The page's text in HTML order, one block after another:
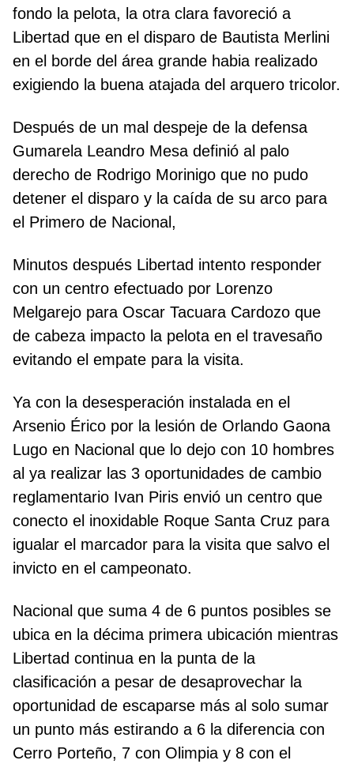
fondo la pelota, la otra clara favoreció a
Libertad que en el disparo de Bautista Merlini
en el borde del área grande habia realizado
exigiendo la buena atajada del arquero tricolor.
Después de un mal despeje de la defensa
Gumarela Leandro Mesa definió al palo
derecho de Rodrigo Morinigo que no pudo
detener el disparo y la caída de su arco para
el Primero de Nacional,
Minutos después Libertad intento responder
con un centro efectuado por Lorenzo
Melgarejo para Oscar Tacuara Cardozo que
de cabeza impacto la pelota en el travesaño
evitando el empate para la visita.
Ya con la desesperación instalada en el
Arsenio Érico por la lesión de Orlando Gaona
Lugo en Nacional que lo dejo con 10 hombres
al ya realizar las 3 oportunidades de cambio
reglamentario Ivan Piris envió un centro que
conecto el inoxidable Roque Santa Cruz para
igualar el marcador para la visita que salvo el
invicto en el campeonato.
Nacional que suma 4 de 6 puntos posibles se
ubica en la décima primera ubicación mientras
Libertad continua en la punta de la
clasificación a pesar de desaprovechar la
oportunidad de escaparse más al solo sumar
un punto más estirando a 6 la diferencia con
Cerro Porteño, 7 con Olimpia y 8 con el